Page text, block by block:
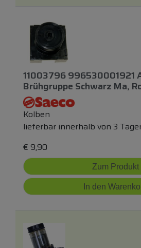
11003796 996530001921
Brühgruppe Schwarz Ma,
Kolben
lieferbar innerhalb von 3
€ 9,90
Zum Produkt
In den